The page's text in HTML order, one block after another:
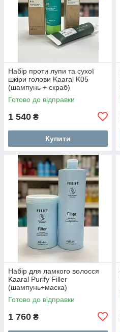
Набір проти лупи та сухої
шкіри голови Kaaral K05
(шампунь + скраб)
Готово до відправки
1 540 ₴
Купити
Набір для ламкого волосся
Kaaral Purify Filler
(шампунь+маска)
Готово до відправки
1 760 ₴